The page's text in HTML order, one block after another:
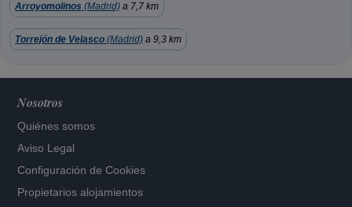
Arroyomolinos (Madrid) a 7,7 km
Torrejón de Velasco (Madrid) a 9,3 km
Nosotros
Quiénes somos
Aviso Legal
Configuración de Cookies
Propietarios alojamientos